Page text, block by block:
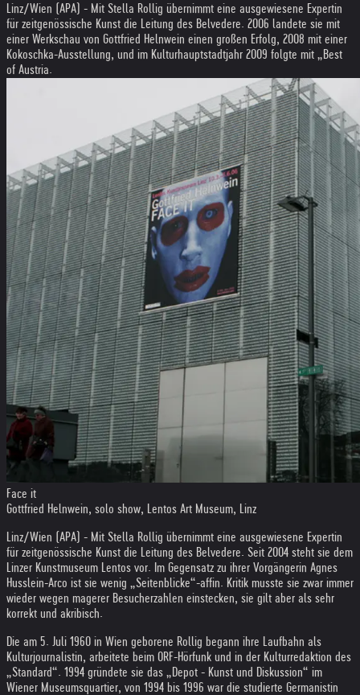
Linz/Wien (APA) - Mit Stella Rollig übernimmt eine ausgewiesene Expertin
für zeitgenössische Kunst die Leitung des Belvedere. 2006 landete sie mit
einer Werkschau von Gottfried Helnwein einen großen Erfolg, 2008 mit einer
Kokoschka-Ausstellung, und im Kulturhauptstadtjahr 2009 folgte mit „Best
of Austria.
Face it
Gottfried Helnwein, solo show, Lentos Art Museum, Linz
Linz/Wien (APA) - Mit Stella Rollig übernimmt eine ausgewiesene Expertin
für zeitgenössische Kunst die Leitung des Belvedere. Seit 2004 steht sie dem
Linzer Kunstmuseum Lentos vor. Im Gegensatz zu ihrer Vorgängerin Agnes
Husslein-Arco ist sie wenig „Seitenblicke“-affin. Kritik musste sie zwar immer
wieder wegen magerer Besucherzahlen einstecken, sie gilt aber als sehr
korrekt und akribisch.
Die am 5. Juli 1960 in Wien geborene Rollig begann ihre Laufbahn als
Kulturjournalistin, arbeitete beim ORF-Hörfunk und in der Kulturredaktion des
„Standard“. 1994 gründete sie das „Depot - Kunst und Diskussion“ im
Wiener Museumsquartier, von 1994 bis 1996 war die studierte Germanistin